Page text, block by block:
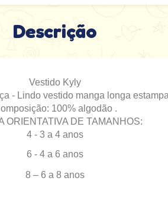
Descrição
Vestido Kyly
- Lindo vestido manga longa
100% algodão .
ORIENTATIVA DE TAMANHOS:
4 - 3 a 4 anos
6 - 4 a 6 anos
8 – 6 a 8 anos